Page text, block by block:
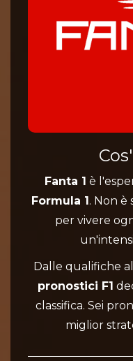
Fanta 1 è
Formula 1. Non è
per vivere
Dalle qualifiche
pronostici F1
classifica. Sei
miglior